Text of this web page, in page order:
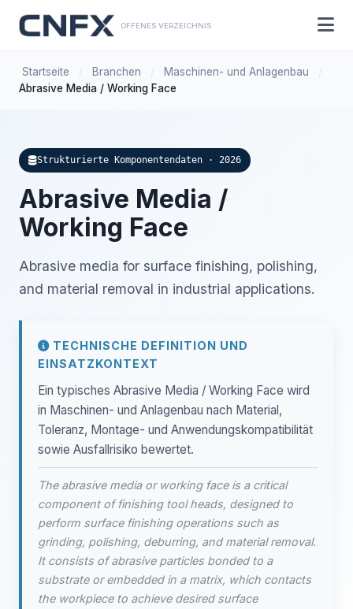
OFFENES VERZEICHNIS
Startseite Branchen Maschinen- und Anlagenbau
Abrasive Media / Working Face
Strukturierte Komponentendaten · 2026
Abrasive Media /
Working Face
Abrasive media for surface finishing, polishing,
and material removal in industrial applications.
TECHNISCHE DEFINITION UND
EINSATZKONTEXT
Ein typisches Abrasive Media / Working Face wird
in Maschinen- und Anlagenbau nach Material,
Toleranz, Montage- und Anwendungskompatibilität
sowie Ausfallrisiko bewertet.
The abrasive media or working face is a critical
component of finishing tool heads, designed to
perform surface finishing operations such as
grinding, polishing, deburring, and material removal.
It consists of abrasive particles bonded to a
substrate or embedded in a matrix, which contacts
the workpiece to achieve desired surface